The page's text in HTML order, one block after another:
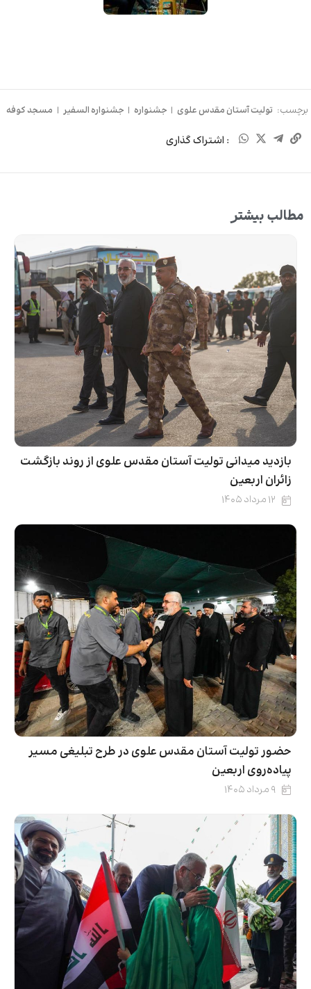
برچسب: تولیت آستان مقدس علوی | جشنواره | جشنواره السفیر | مسجد کوفه
: اشتراک گذاری
مطالب بیشتر
بازدید میدانی تولیت آستان مقدس علوی از روند بازگشت
زائران اربعین
۱۲ مرداد ۱۴۰۵
حضور تولیت آستان مقدس علوی در طرح تبلیغی مسیر
پیاده‌روی اربعین
۹ مرداد ۱۴۰۵